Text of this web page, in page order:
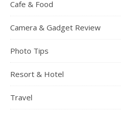
Cafe & Food
Camera & Gadget Review
Photo Tips
Resort & Hotel
Travel